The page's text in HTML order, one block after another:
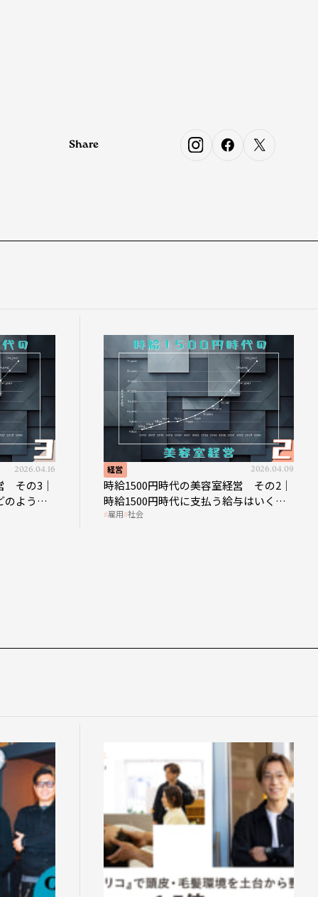
Share
2026.04.16
その3｜
のような
経営 2026.04.09
時給1500円時代の美容室経営 その2｜
時給1500円時代に支払う給与はいくら
なのか
雇用 社会